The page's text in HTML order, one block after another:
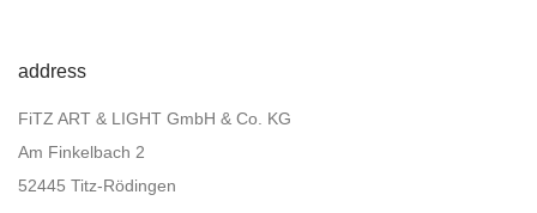
address
FiTZ ART & LIGHT GmbH & Co. KG
Am Finkelbach 2
52445 Titz-Rödingen